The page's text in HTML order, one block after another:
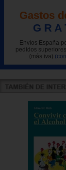
Gastos
G R A
Envíos España
pedidos
(más iva)